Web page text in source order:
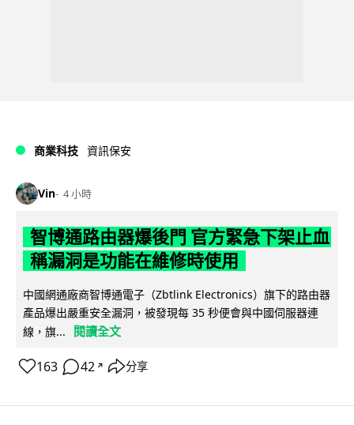
商業科技 資訊保安
Vin 4 小時
智博通路由器爆後門 官方緊急下架止血
稱漏洞是功能在維修時使用
中國網通廠商智博通電子（Zbtlink Electronics）旗下的路由器
產品爆出嚴重安全漏洞，被發現每 35 秒便會與中國伺服器連
線，旗...
閱讀全文
163 42 ↗ 分享